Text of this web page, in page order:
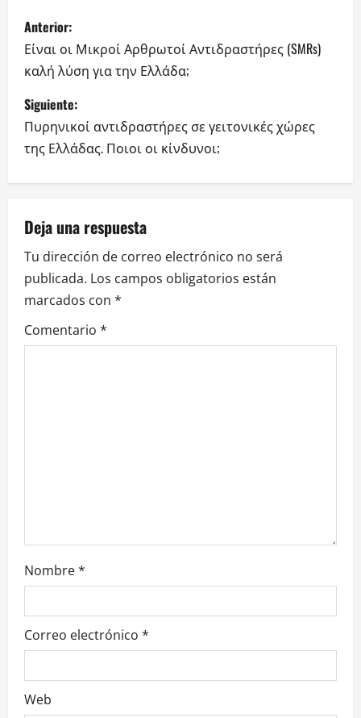
N
a
v
e
g
a
c
i
ó
n
d
a
d
a
s
Anterior:
Είναι οι Μικροί Αρθρωτοί Αντιδραστήρες (SMRs)
καλή λύση για την Ελλάδα;
Siguiente:
Πυρηνικοί αντιδραστήρες σε γειτονικές χώρες
της Ελλάδας. Ποιοι οι κίνδυνοι;
Deja una respuesta
Tu dirección de correo electrónico no será
publicada. Los campos obligatorios están
marcados con *
Comentario *
Nombre*
Correo electrónico *
Web